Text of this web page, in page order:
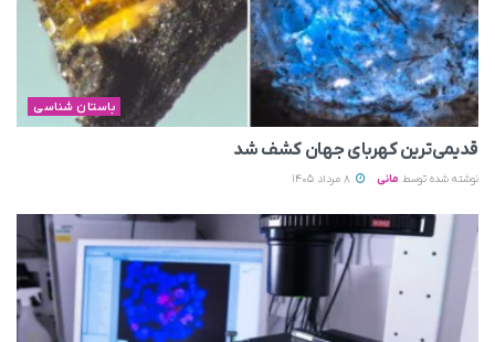
باستان شناسی
قدیمی‌ترین کهربای جهان کشف شد
نوشته شده توسط مانی